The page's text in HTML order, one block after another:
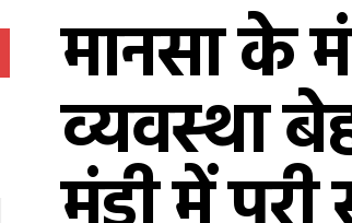
मानसा के
व्यवस्था